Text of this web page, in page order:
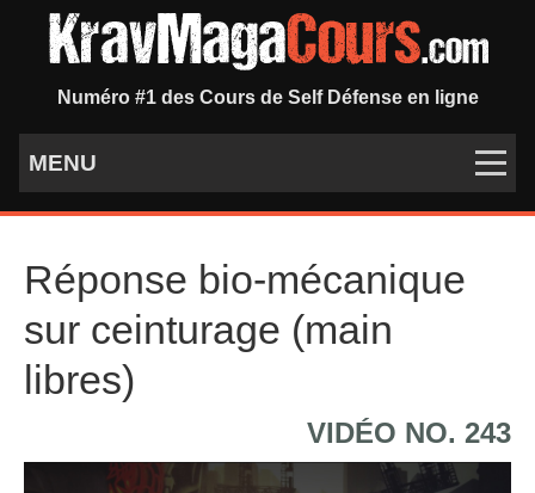
Numéro #1 des Cours de Self Défense en ligne
MENU
Réponse bio-mécanique
sur ceinturage (main
libres)
VIDÉO NO. 243